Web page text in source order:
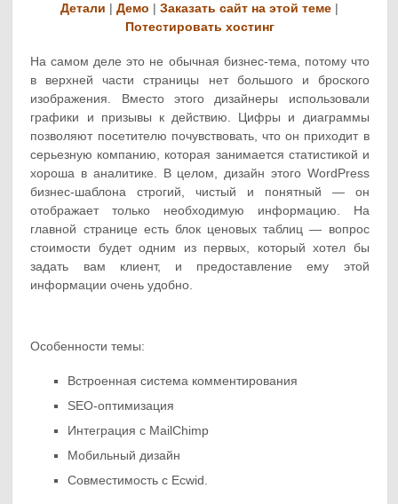
Детали |Демо |Заказать сайт на этой теме |
Потестировать хостинг
На самом деле это не обычная бизнес-тема, потому что
в верхней части страницы нет большого и броского
изображения. Вместо этого дизайнеры использовали
графики и призывы к действию. Цифры и диаграммы
позволяют посетителю почувствовать, что он приходит в
серьезную компанию, которая занимается статистикой и
хороша в аналитике. В целом, дизайн этого WordPress
бизнес-шаблона строгий, чистый и понятный — он
отображает только необходимую информацию. На
главной странице есть блок ценовых таблиц — вопрос
стоимости будет одним из первых, который хотел бы
задать вам клиент, и предоставление ему этой
информации очень удобно.
Особенности темы:
Встроенная система комментирования
SEO-оптимизация
Интеграция с MailChimp
Мобильный дизайн
Совместимость с Ecwid.